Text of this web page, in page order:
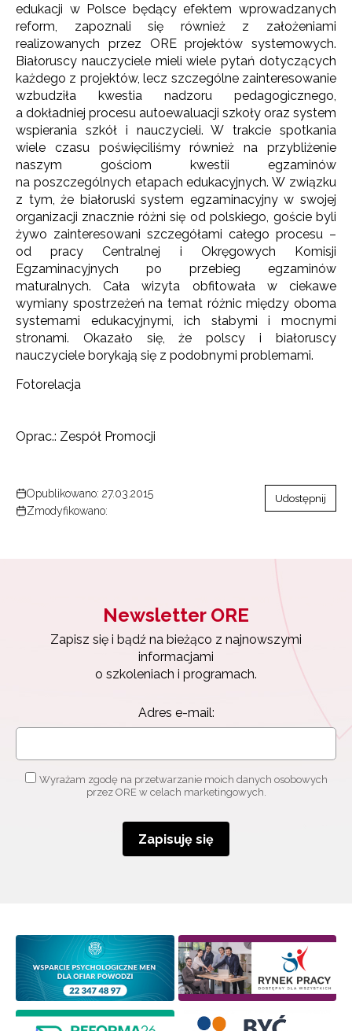
edukacji w Polsce będący efektem wprowadzanych
reform, zapoznali się również z założeniami
realizowanych przez ORE projektów systemowych.
Białoruscy nauczyciele mieli wiele pytań dotyczących
każdego z projektów, lecz szczególne zainteresowanie
wzbudziła kwestia nadzoru pedagogicznego,
a dokładniej procesu autoewaluacji szkoły oraz system
wspierania szkół i nauczycieli. W trakcie spotkania
wiele czasu poświęciliśmy również na przybliżenie
naszym gościom kwestii egzaminów
na poszczególnych etapach edukacyjnych. W związku
z tym, że białoruski system egzaminacyjny w swojej
organizacji znacznie różni się od polskiego, goście byli
żywo zainteresowani szczegółami całego procesu –
od pracy Centralnej i Okręgowych Komisji
Egzaminacyjnych po przebieg egzaminów
maturalnych. Cała wizyta obfitowała w ciekawe
wymiany spostrzeżeń na temat różnic między oboma
systemami edukacyjnymi, ich słabymi i mocnymi
stronami. Okazało się, że polscy i białoruscy
nauczyciele borykają się z podobnymi problemami.
Fotorelacja
Oprac.: Zespół Promocji
Opublikowano: 27.03.2015
Zmodyfikowano:
Udostępnij
Newsletter ORE
Zapisz się i bądź na bieżąco z najnowszymi
informacjami
o szkoleniach i programach.
Adres e-mail:
Wyrażam zgodę na przetwarzanie moich danych osobowych
przez ORE w celach marketingowych.
Zapisuję się